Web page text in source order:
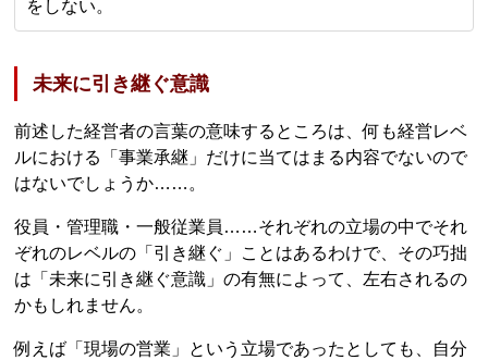
をしない。
未来に引き継ぐ意識
前述した経営者の言葉の意味するところは、何も経営レベ
ルにおける「事業承継」だけに当てはまる内容でないので
はないでしょうか……。
役員・管理職・一般従業員……それぞれの立場の中でそれ
ぞれのレベルの「引き継ぐ」ことはあるわけで、その巧拙
は「未来に引き継ぐ意識」の有無によって、左右されるの
かもしれません。
例えば「現場の営業」という立場であったとしても、自分